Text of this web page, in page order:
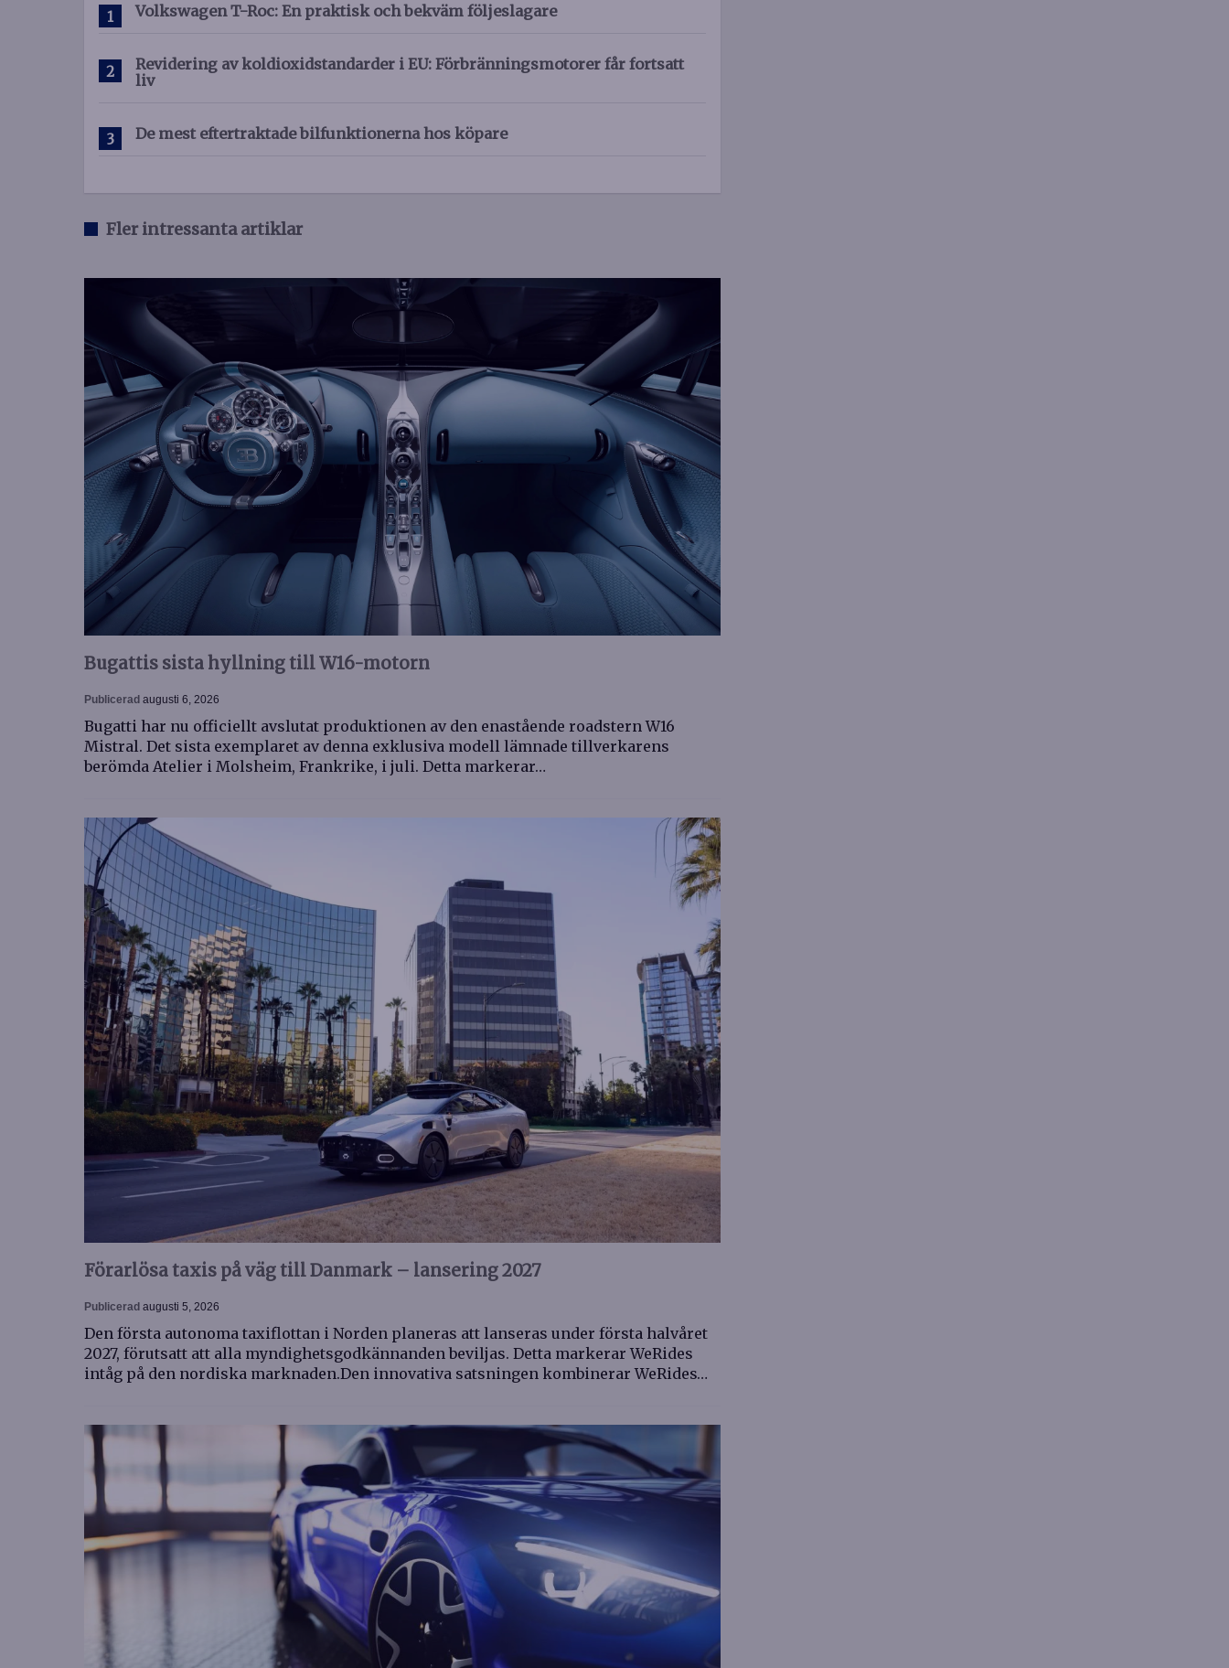
Volkswagen T-Roc: En praktisk och bekväm följeslagare
Revidering av koldioxidstandarder i EU: Förbränningsmotorer får fortsatt
liv
De mest eftertraktade bilfunktionerna hos köpare
Fler intressanta artiklar
Bugattis sista hyllning till W16-motorn
Publicerad augusti 6, 2026
Bugatti har nu officiellt avslutat produktionen av den enastående roadstern W16
Mistral. Det sista exemplaret av denna exklusiva modell lämnade tillverkarens
berömda Atelier i Molsheim, Frankrike, i juli. Detta markerar…
Förarlösa taxis på väg till Danmark – lansering 2027
Publicerad augusti 5, 2026
Den första autonoma taxiflottan i Norden planeras att lanseras under första halvåret
2027, förutsatt att alla myndighetsgodkännanden beviljas. Detta markerar WeRides
intåg på den nordiska marknaden.Den innovativa satsningen kombinerar WeRides…